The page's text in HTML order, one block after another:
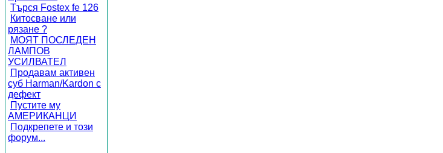
Търся Fostex fe 126
Китосване или
рязане ?
МОЯТ ПОСЛЕДЕН
ЛАМПОВ
УСИЛВАТЕЛ
Продавам активен
суб Harman/Kardon с
дефект
Пустите му
АМЕРИКАНЦИ
Подкрепете и този
форум...